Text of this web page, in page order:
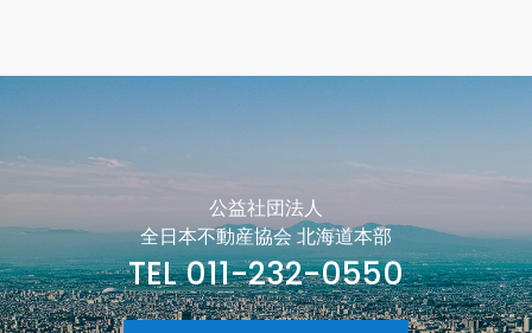
公益社団法人
全日本不動産協会 北海道本部
TEL 011-232-0550